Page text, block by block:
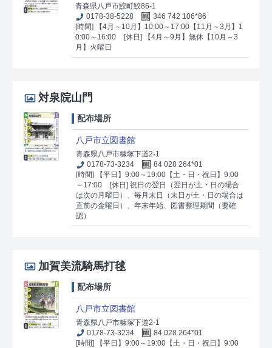
青森県八戸市鮫町鮫86-1
0178-38-5228
346 742 106*86
[時間] 【4月～10月】10:00～17:00【11月～3月】1
0:00～16:00
[休日] 【4月～9月】無休【10月～3
月】火曜日
対泉院山門
配布場所
八戸市立図書館
青森県八戸市糠塚下道2-1
0178-73-3234
84 028 264*01
[時間] 【平日】9:00～19:00【土・日・祝日】9:00
～17:00
[休日] 祝日の翌日（翌日が土・日の場合
は次の月曜日）、毎月末日（末日が土・日の場合は
直前の金曜日）、年末年始、図書整理期間（要確
認）
加賀美流騎馬打毬
配布場所
八戸市立図書館
青森県八戸市糠塚下道2-1
0178-73-3234
84 028 264*01
[時間] 【平日】9:00～19:00【土・日・祝日】9:00